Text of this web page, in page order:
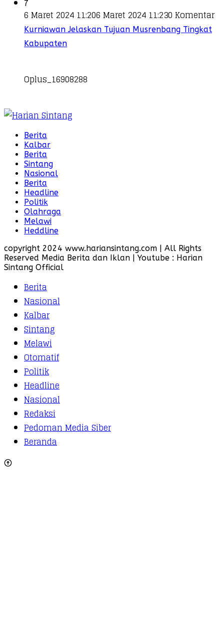
7
6 Maret 2024 11:206 Maret 2024 11:230 Komentar
Kurniawan Jelaskan Tujuan Musrenbang Tingkat
Kabupaten
Oplus_16908288
Berita
Kalbar
Berita
Sintang
Nasional
Berita
Headline
Politik
Olahraga
Melawi
Heddline
copyright 2024 www.hariansintang.com | All Rights
Reserved Media Berita dan Iklan | Youtube : Harian
Sintang Official
Berita
Nasional
Kalbar
Sintang
Melawi
Otomatif
Politik
Headline
Nasional
Redaksi
Pedoman Media Siber
Beranda